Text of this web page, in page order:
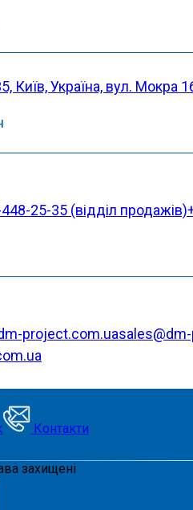
Київ, Україна, вул. Мокра
25-35 (відділ продажів)
project.com.ua
Контакти
захищені